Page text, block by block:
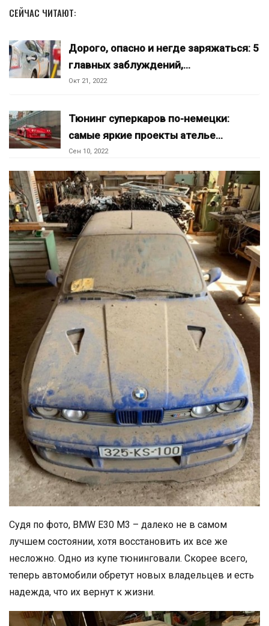
СЕЙЧАС ЧИТАЮТ:
Дорого, опасно и негде заряжаться: 5
главных заблуждений,…
Окт 21, 2022
Тюнинг суперкаров по-немецки:
самые яркие проекты ателье…
Сен 10, 2022
Судя по фото, BMW E30 M3 – далеко не в самом
лучшем состоянии, хотя восстановить их все же
несложно. Одно из купе тюнинговали. Скорее всего,
теперь автомобили обретут новых владельцев и есть
надежда, что их вернут к жизни.